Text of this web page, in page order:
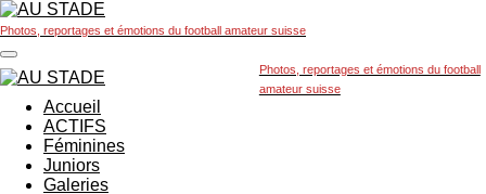
Passer
au
contenu
principal
Photos, reportages et émotions du football amateur suisse
Photos, reportages et émotions du football
amateur suisse
Accueil
ACTIFS
Féminines
Juniors
Galeries